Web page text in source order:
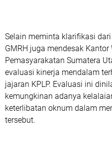
Selain meminta klarifikasi
GMRH juga mendesak
Pemasyarakatan Sumatera
evaluasi kinerja mendalam
jajaran KPLP. Evaluasi ini
kemungkinan adanya
keterlibatan oknum dalam
tersebut.